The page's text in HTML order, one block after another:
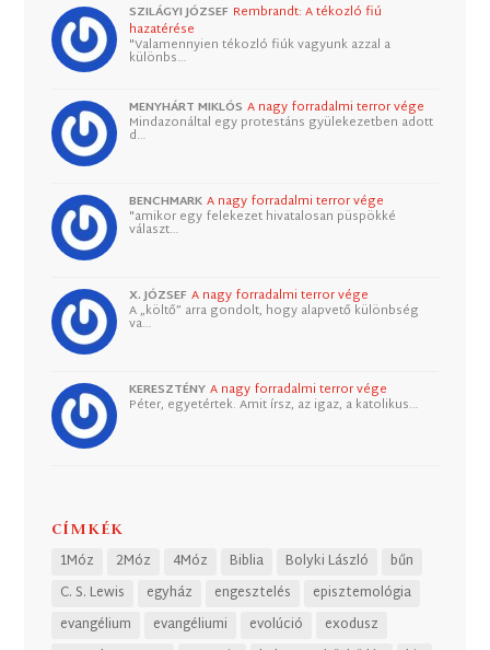
SZILÁGYI JÓZSEF Rembrandt: A tékozló fiú
hazatérése
"Valamennyien tékozló fiúk vagyunk azzal a
különbs…
MENYHÁRT MIKLÓS A nagy forradalmi terror vége
Mindazonáltal egy protestáns gyülekezetben adott
d…
BENCHMARK A nagy forradalmi terror vége
"amikor egy felekezet hivatalosan püspökké
választ…
X. JÓZSEF A nagy forradalmi terror vége
A „költő” arra gondolt, hogy alapvető különbség
va…
KERESZTÉNY A nagy forradalmi terror vége
Péter, egyetértek. Amit írsz, az igaz, a katolikus…
CÍMKÉK
1Móz 2Móz 4Móz Biblia Bolyki László
bűn
C. S. Lewis
egyház engesztelés
episztemológia
evangélium
evangéliumi evolúció
exodusz